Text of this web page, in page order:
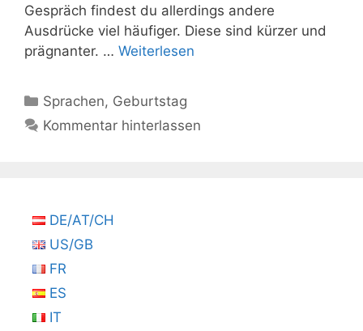
Gespräch findest du allerdings andere
Ausdrücke viel häufiger. Diese sind kürzer und
prägnanter. … Weiterlesen
Kategorien
Sprachen, Geburtstag
Kommentar hinterlassen
DE/AT/CH
US/GB
FR
ES
IT